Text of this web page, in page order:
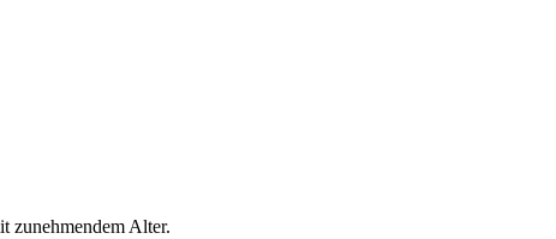
zunehmendem Alter.